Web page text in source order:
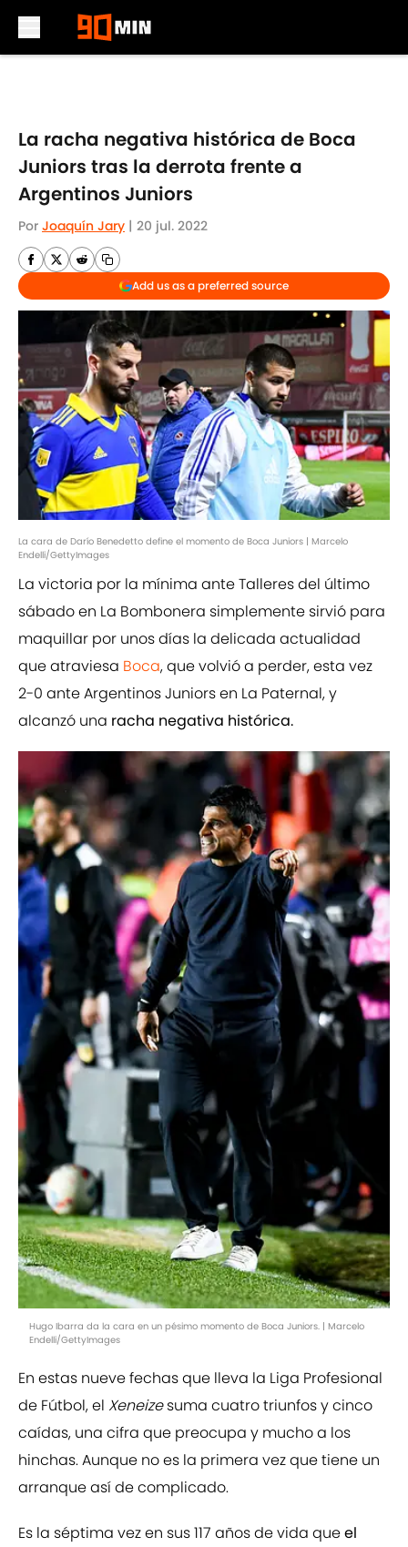
La racha negativa histórica de Boca
Juniors tras la derrota frente a
Argentinos Juniors
Por Joaquín Jary | 20 jul. 2022
Add us as a preferred source
La cara de Darío Benedetto define el momento de Boca Juniors | Marcelo
Endelli/GettyImages
La victoria por la mínima ante Talleres del último
sábado en La Bombonera simplemente sirvió para
maquillar por unos días la delicada actualidad
que atraviesa Boca, que volvió a perder, esta vez
2-0 ante Argentinos Juniors en La Paternal, y
alcanzó una racha negativa histórica.
Hugo Ibarra da la cara en un pésimo momento de Boca Juniors. | Marcelo
Endelli/GettyImages
En estas nueve fechas que lleva la Liga Profesional
de Fútbol, el Xeneizesuma cuatro triunfos y cinco
caídas, una cifra que preocupa y mucho a los
hinchas. Aunque no es la primera vez que tiene un
arranque así de complicado.
Es la séptima vez en sus 117 años de vida queel